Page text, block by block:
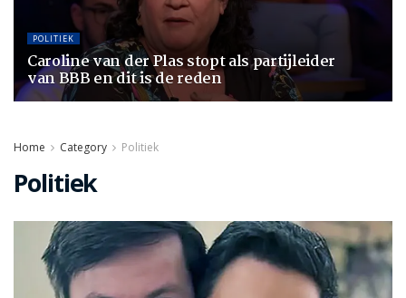
POLITIEK
Caroline van der Plas stopt als partijleider
van BBB en dit is de reden
Home Category Politiek
Politiek